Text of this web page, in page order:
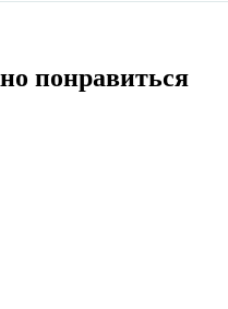
понравиться